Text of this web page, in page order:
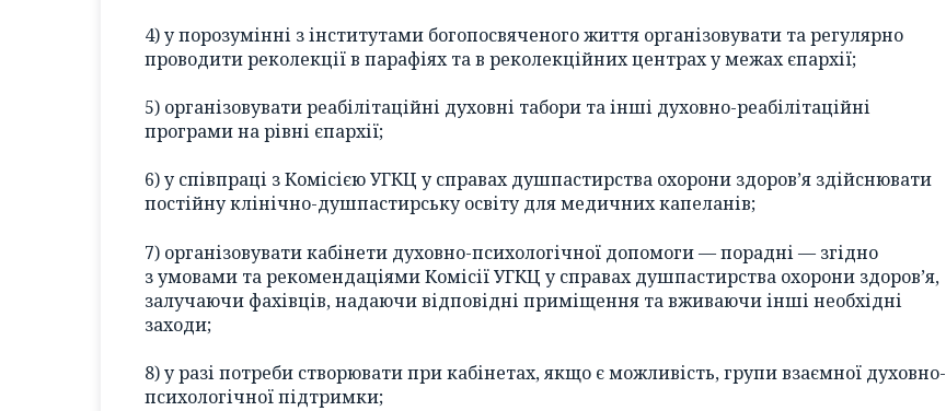
4) у порозумінні з інститутами богопосвяченого життя організовувати та регулярно
проводити реколекції в парафіях та в реколекційних центрах у межах єпархії;
5) організовувати реабілітаційні духовні табори та інші духовно-реабілітаційні
програми на рівні єпархії;
6) у співпраці з Комісією УГКЦ у справах душпастирства охорони здоров’я здійснювати
постійну клінічно-душпастирську освіту для медичних капеланів;
7) організовувати кабінети духовно-психологічної допомоги — порадні — згідно
з умовами та рекомендаціями Комісії УГКЦ у справах душпастирства охорони здоров’я,
залучаючи фахівців, надаючи відповідні приміщення та вживаючи інші необхідні
заходи;
8) у разі потреби створювати при кабінетах, якщо є можливість, групи взаємної духовно-
психологічної підтримки;